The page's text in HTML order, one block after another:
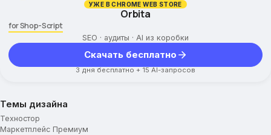
УЖЕ В CHROME WEB STORE
Orbita
for Shop-Script
SEO · аудиты · AI из коробки
Скачать бесплатно
3 дня бесплатно + 15 AI-запросов
Темы дизайна
Техностор
Маркетплейс Премиум